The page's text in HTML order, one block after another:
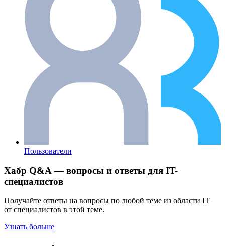
Пользователи
Хабр Q&A — вопросы и ответы для IT-
специалистов
Получайте ответы на вопросы по любой теме из области IT
от специалистов в этой теме.
Узнать больше